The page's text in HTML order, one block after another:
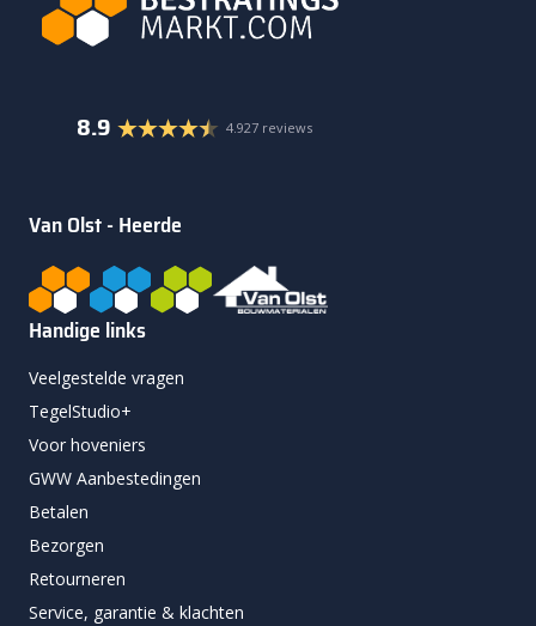
8.9 4.927 reviews
Van Olst - Heerde
Handige links
Veelgestelde vragen
TegelStudio+
Voor hoveniers
GWW Aanbestedingen
Betalen
Bezorgen
Retourneren
Service, garantie & klachten